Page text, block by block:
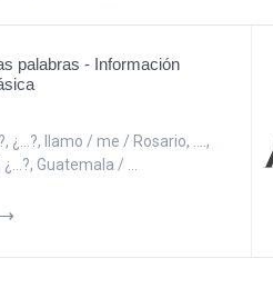
palabras - Información
¿...?, llamo / me / Rosario, ....,
Guatemala / ...